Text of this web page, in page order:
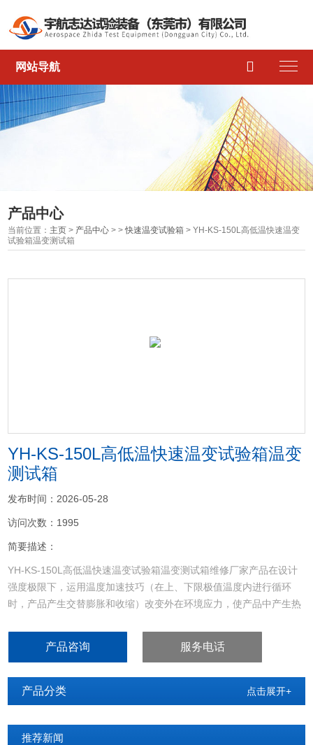
网站导航 
产品中心
当前位置： 主页 > 产品中心 > >快速温变试验箱 > YH-KS-150L高低温快速温变
试验箱温变测试箱
YH-KS-150L高低温快速温变试验箱温变
测试箱
发布时间：2026-05-28
访问次数：1995
简要描述：
YH-KS-150L高低温快速温变试验箱温变测试箱维修厂家产品在设计
强度极限下，运用温度加速技巧（在上、下限极值温度内进行循环
时，产品产生交替膨胀和收缩）改变外在环境应力，使产品中产生热
应力的考验时而导致失效，造成不必要的损失.
产品咨询 服务电话
产品分类 点击展开+
推荐新闻